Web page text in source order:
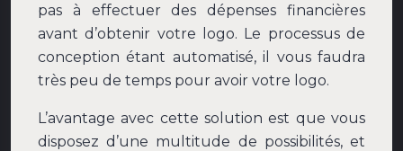
pas à effectuer des dépenses financières
avant d’obtenir votre logo. Le processus de
conception étant automatisé, il vous faudra
très peu de temps pour avoir votre logo.
L’avantage avec cette solution est que vous
disposez d’une multitude de possibilités, et